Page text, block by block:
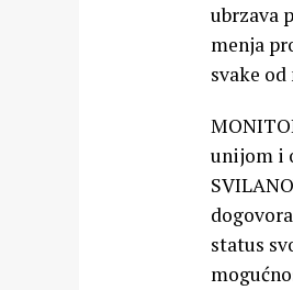
ubrzava
menja
svake
unijom i
status